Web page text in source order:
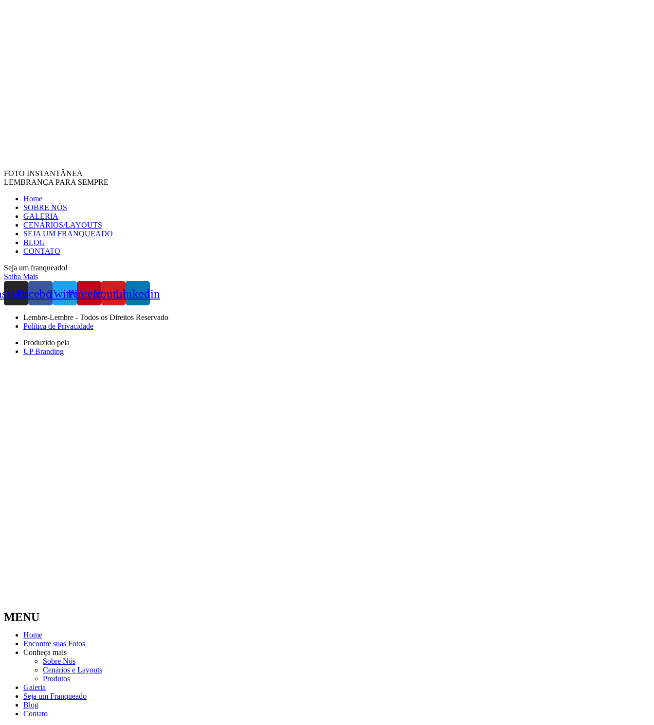
FOTO INSTANTÂNEA
LEMBRANÇA PARA SEMPRE
Home
SOBRE NÓS
GALERIA
CENÁRIOS/LAYOUTS
SEJA UM FRANQUEADO
BLOG
CONTATO
Seja um franqueado!
Saiba Mais
FacebookTwitterPinterestYoutubeLinkedin
Lembre-Lembre - Todos os Direitos Reservado
Política de Privacidade
Produzido pela
UP Branding
MENU
Home
Encontre suas Fotos
Conheça mais
Sobre Nós
Cenários e Layouts
Produtos
Galeria
Seja um Franqueado
Blog
Contato